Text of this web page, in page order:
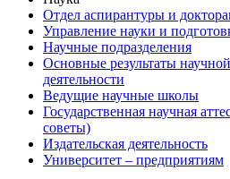
Отдел аспирантуры и
Управление науки и
Научные подразделения
Основные результаты
деятельности
Ведущие научные школы
Государственная научная
советы)
Издательская деятельность
Университет – предприятиям